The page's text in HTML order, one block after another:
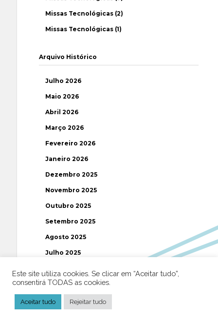
Missas Tecnológicas (2)
Missas Tecnológicas (1)
Arquivo Histórico
Julho 2026
Maio 2026
Abril 2026
Março 2026
Fevereiro 2026
Janeiro 2026
Dezembro 2025
Novembro 2025
Outubro 2025
Setembro 2025
Agosto 2025
Julho 2025
Maio 2025
Abril 2025
Este site utiliza cookies. Se clicar em “Aceitar tudo”,
consentirá TODAS as cookies.
Aceitar tudo Rejeitar tudo